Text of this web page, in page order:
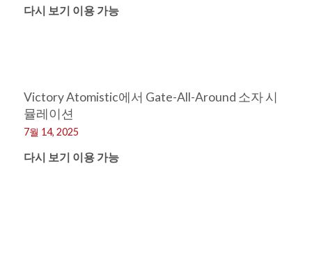
다시 보기 이용 가능
Victory Atomistic에서 Gate-All-Around 소자 시
뮬레이션
7월 14, 2025
다시 보기 이용 가능